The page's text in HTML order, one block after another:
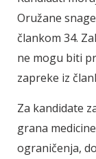
Oružane
člankom 34.
ne mogu biti
zapreke iz
Za kandidate
grana
ograničenja,